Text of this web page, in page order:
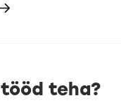
teha?